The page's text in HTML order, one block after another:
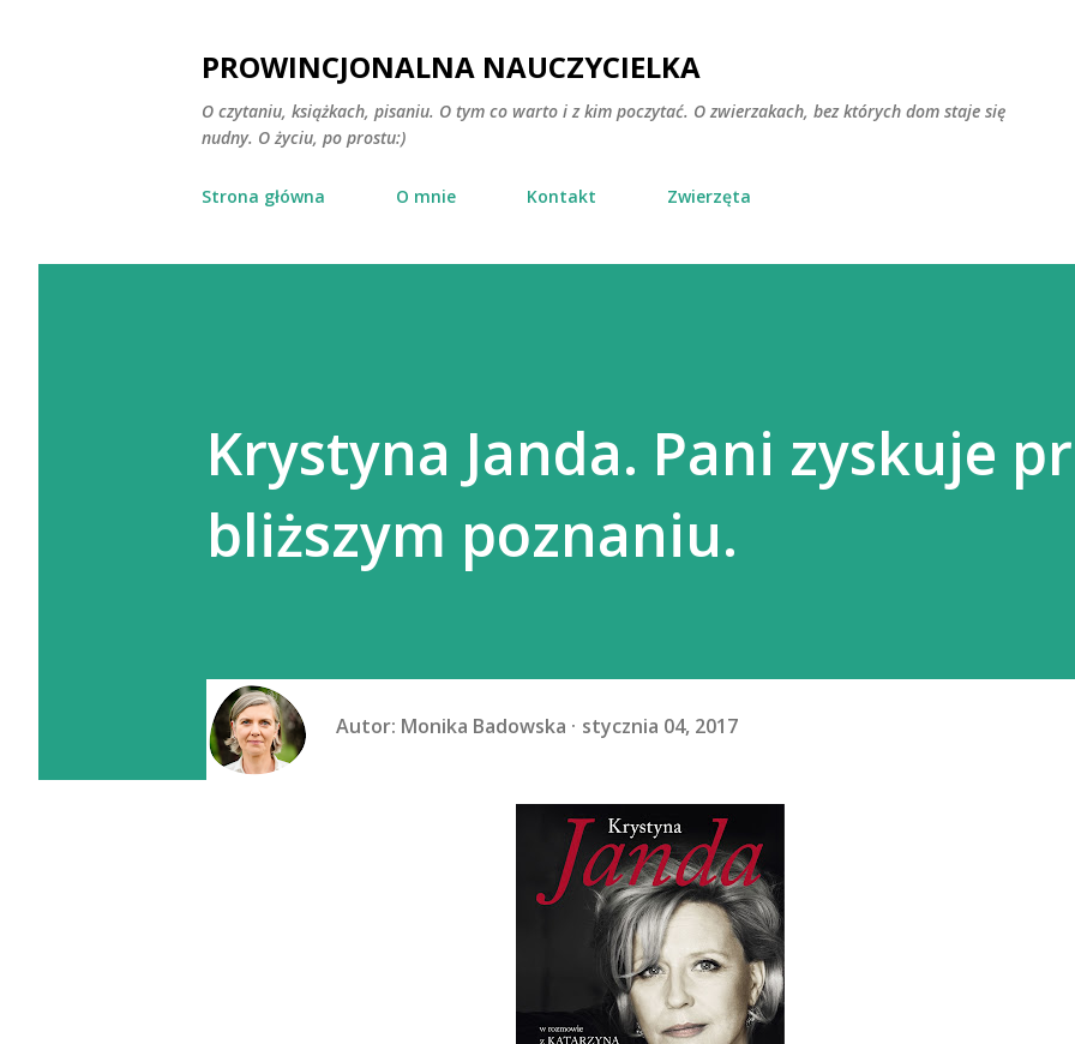
PROWINCJONALNA NAUCZYCIELKA
O czytaniu, książkach, pisaniu. O tym co warto i z kim poczytać. O zwierzakach, bez których dom staje się
nudny. O życiu, po prostu:)
Strona główna O mnie Kontakt Zwierzęta
Krystyna Janda. Pani zyskuje
bliższym poznaniu.
Autor: Monika Badowska stycznia 04, 2017